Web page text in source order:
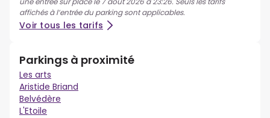
affichés à l’entrée du parking sont applicables.
Voir tous les tarifs
Parkings à proximité
Les arts
Aristide Briand
Belvédère
L'Etoile